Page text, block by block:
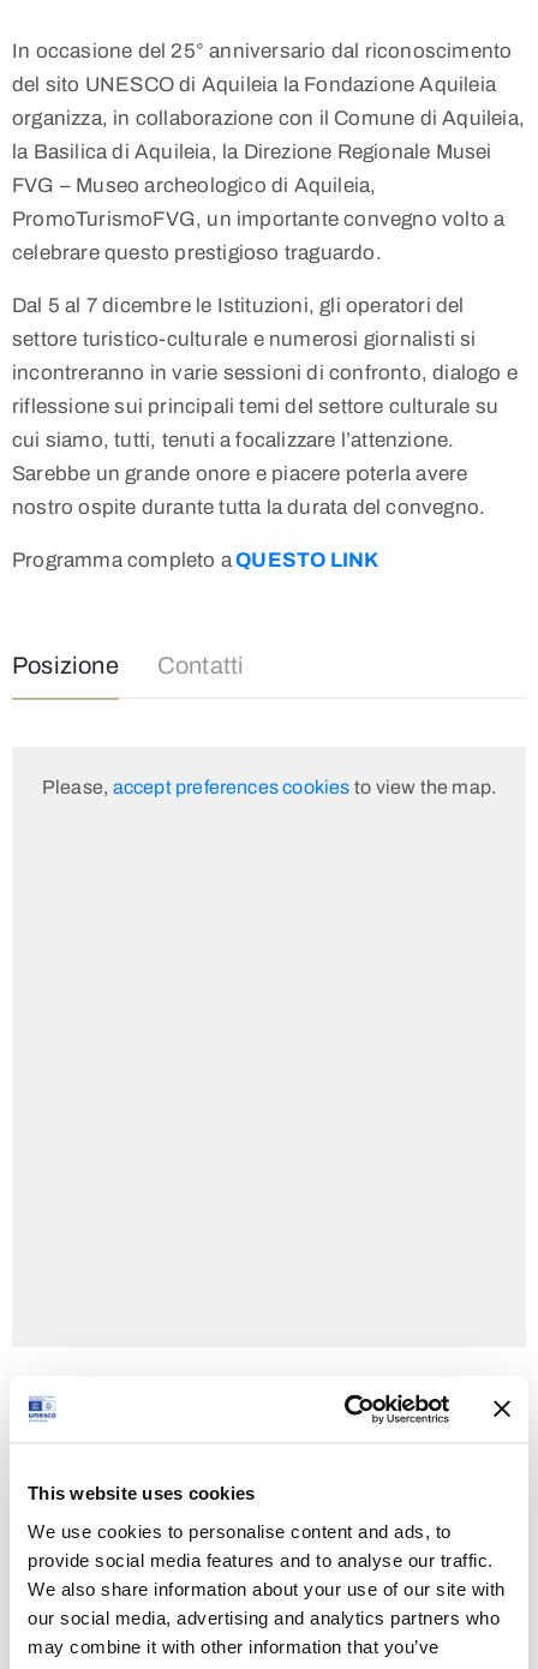
This website uses cookies
We use cookies to personalise content and ads, to
provide social media features and to analyse our traffic.
We also share information about your use of our site with
our social media, advertising and analytics partners who
may combine it with other information that you’ve
In occasione del 25° anniversario dal riconoscimento
del sito UNESCO di Aquileia la Fondazione Aquileia
organizza, in collaborazione con il Comune di Aquileia,
la Basilica di Aquileia, la Direzione Regionale Musei
FVG – Museo archeologico di Aquileia,
PromoTurismoFVG, un importante convegno volto a
celebrare questo prestigioso traguardo.
Dal 5 al 7 dicembre le Istituzioni, gli operatori del
settore turistico-culturale e numerosi giornalisti si
incontreranno in varie sessioni di confronto, dialogo e
riflessione sui principali temi del settore culturale su
cui siamo, tutti, tenuti a focalizzare l’attenzione.
Sarebbe un grande onore e piacere poterla avere
nostro ospite durante tutta la durata del convegno.
Programma completo a QUESTO LINK
Posizione Contatti
Please, accept preferences cookies to view the map.
+ Google Calendar
Tipologia:
Conferenza,Evento
Orario:
6 Dicembre 2023 - 09:30